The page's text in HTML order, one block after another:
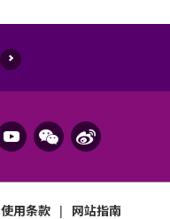
使用条款 | 网站指南